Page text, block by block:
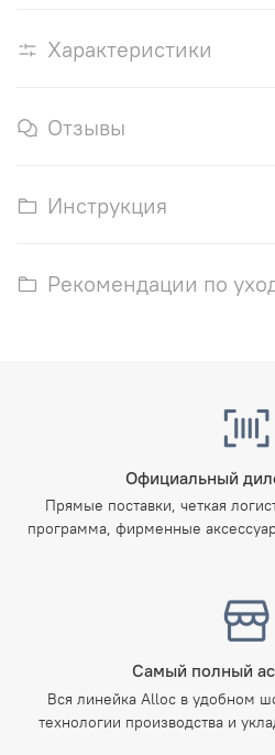
Характеристики
Отзывы
Инструкция
Рекомендации по
Официальный
Прямые поставки, четкая
программа, фирменные
Самый полный
Вся линейка Alloc в удобном
технологии производства и